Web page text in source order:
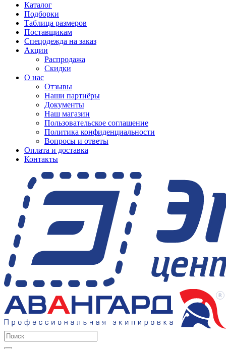
Каталог
Подборки
Таблица размеров
Поставщикам
Спецодежда на заказ
Акции
Распродажа
Скидки
О нас
Отзывы
Наши партнёры
Документы
Наш магазин
Пользовательское соглашение
Политика конфиденциальности
Вопросы и ответы
Оплата и доставка
Контакты